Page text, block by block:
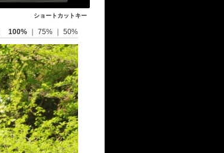
ショートカットキー
100% 75% 50%